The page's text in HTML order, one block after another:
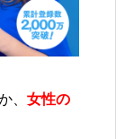
、 女性の